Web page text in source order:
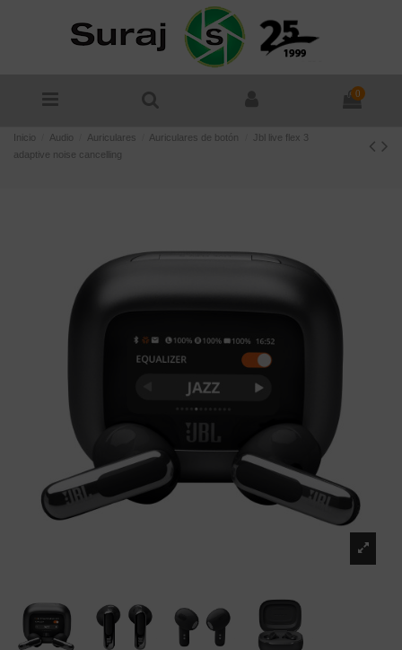
0
Inicio Audio Auriculares Auriculares de botón
Jbl live flex 3
adaptive noise cancelling